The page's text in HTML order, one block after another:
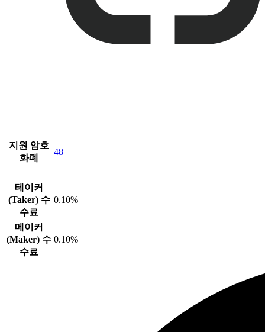
지원 암호
화폐
48
테이커
(Taker) 수
수료
0.10%
메이커
(Maker) 수
수료
0.10%